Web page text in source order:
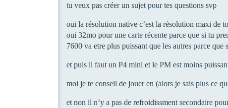
tu veux pas créer un sujet pour tes questions svp
oui la résolution native c’est la résolution maxi de
oui 32mo pour une carte récente parce que si tu
7600 va etre plus puissant que les autres parce que
et puis il faut un P4 mini et le PM est moins
moi je te conseil de jouer en (alors je sais plus ce
et non il n’y a pas de refroidissment secondaire